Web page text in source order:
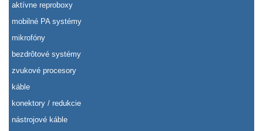
aktívne reproboxy
mobilné PA systémy
mikrofóny
bezdrôtové systémy
zvukové procesory
káble
konektory / redukcie
nástrojové káble